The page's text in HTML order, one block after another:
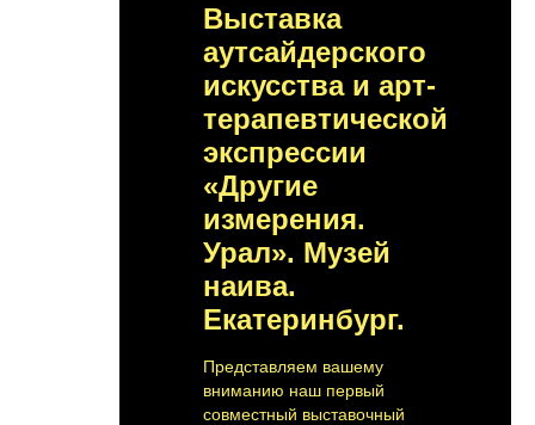
Выставка
аутсайдерского
искусства и арт-
терапевтической
экспрессии
«Другие
измерения.
Урал». Музей
наива.
Екатеринбург.
Представляем вашему
вниманию наш первый
совместный выставочный